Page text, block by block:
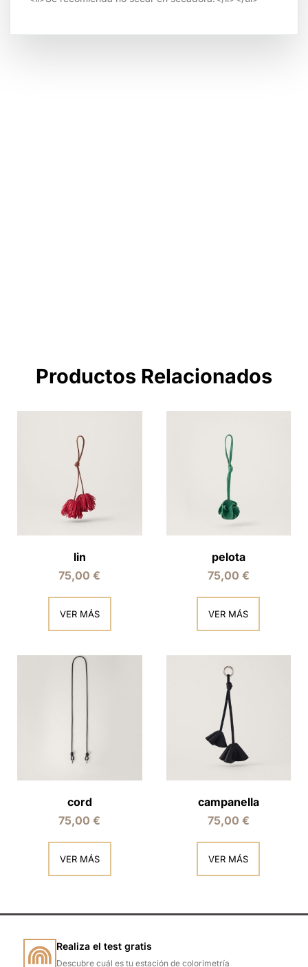
Productos Relacionados
lin
75,00€
VER MÁS
pelota
75,00 €
VER MÁS
cord
75,00€
VER MÁS
campanella
75,00 €
VER MÁS
Realiza el test gratis
Descubre cuál es tu estación de colorimetría